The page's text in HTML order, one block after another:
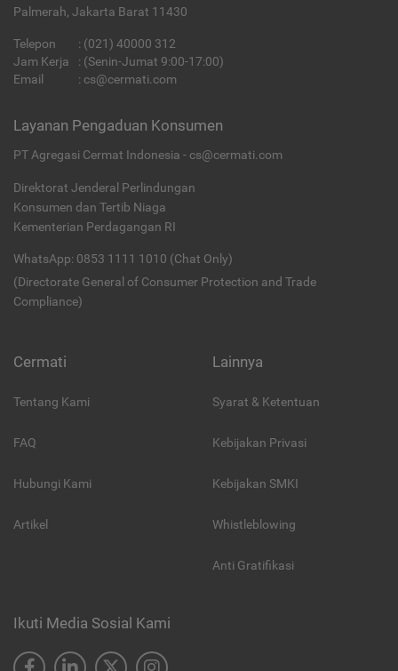
Palmerah, Jakarta Barat 11430
Telepon : (021) 40000 312
Jam Kerja
: (Senin-Jumat 9:00-17:00)
Email
: cs@cermati.com
Layanan Pengaduan Konsumen
PT Agregasi Cermat Indonesia - cs@cermati.com
Direktorat Jenderal Perlindungan
Konsumen dan Tertib Niaga
Kementerian Perdagangan RI
WhatsApp: 0853 1111 1010 (Chat Only)
(Directorate General of Consumer Protection and Trade
Compliance)
Cermati
Tentang Kami
FAQ
Hubungi Kami
Artikel
Lainnya
Syarat & Ketentuan
Kebijakan Privasi
Kebijakan SMKI
Whistleblowing
Anti Gratifikasi
Ikuti Media Sosial Kami